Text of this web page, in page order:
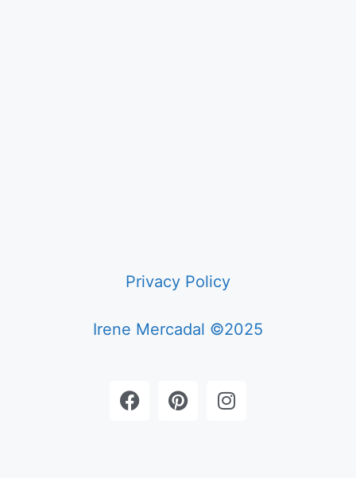
Privacy Policy
Irene Mercadal ©2025